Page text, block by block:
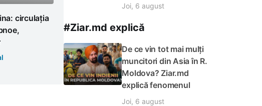
circulația
Joi, 6 august
#Ziar.md explică
De ce vin tot mai mulți
muncitori din Asia în R.
Moldova? Ziar.md
explică fenomenul
Joi, 6 august